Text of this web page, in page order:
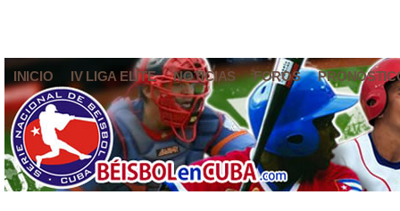
INICIO IV LIGA ELITE NOTICIAS FOROS